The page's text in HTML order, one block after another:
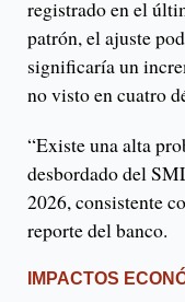
registrado en el
patrón, el ajuste
significaría un
no visto en cuatro
“Existe una alta
desbordado del
2026, consistente
reporte del banco.
IMPACTOS